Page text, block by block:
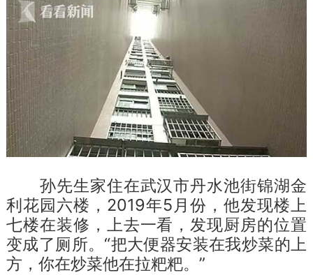
孙先生家住在武汉市丹水池街锦湖金
利花园六楼，2019年5月份，他发现楼上
七楼在装修，上去一看，发现厨房的位置
变成了厕所。“把大便器安装在我炒菜的上
方，你在炒菜他在拉粑粑。”